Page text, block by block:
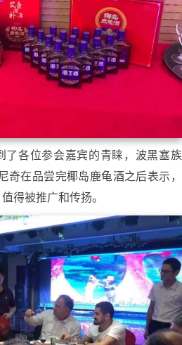
了各位参会嘉宾的青睐，波黑塞族
奇在品尝完椰岛鹿龟酒之后表示，
得被推广和传扬。